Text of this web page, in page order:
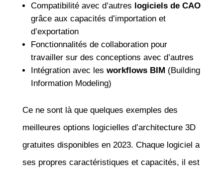
Compatibilité avec d’autres logiciels de CAO
grâce aux capacités d’importation et
d’exportation
Fonctionnalités de collaboration pour
travailler sur des conceptions avec d’autres
Intégration avec les workflows BIM (Building
Information Modeling)
Ce ne sont là que quelques exemples des
meilleures options logicielles d’architecture 3D
gratuites disponibles en 2023. Chaque logiciel a
ses propres caractéristiques et capacités, il est